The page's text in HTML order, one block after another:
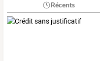
Récents